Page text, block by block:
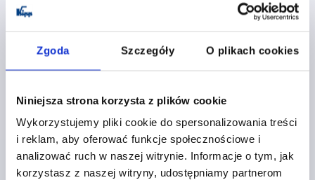
Zgoda Szczegóły O plikach cookies
Niniejsza strona korzysta z plików cookie
Wykorzystujemy pliki cookie do spersonalizowania treści
i reklam, aby oferować funkcje społecznościowe i
analizować ruch w naszej witrynie. Informacje o tym, jak
korzystasz z naszej witryny, udostępniamy partnerom
Koła ręczne pełne z rękojeścią obrotową
od228,34 PLN
K0165